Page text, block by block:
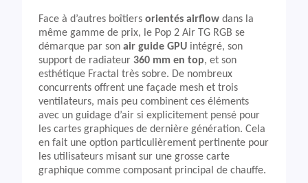
Face à d’autres boîtiers orientés airflow dans la
même gamme de prix, le Pop 2 Air TG RGB se
démarque par son air guide GPU intégré, son
support de radiateur 360 mm en top, et son
esthétique Fractal très sobre. De nombreux
concurrents offrent une façade mesh et trois
ventilateurs, mais peu combinent ces éléments
avec un guidage d’air si explicitement pensé pour
les cartes graphiques de dernière génération. Cela
en fait une option particulièrement pertinente pour
les utilisateurs misant sur une grosse carte
graphique comme composant principal de chauffe.